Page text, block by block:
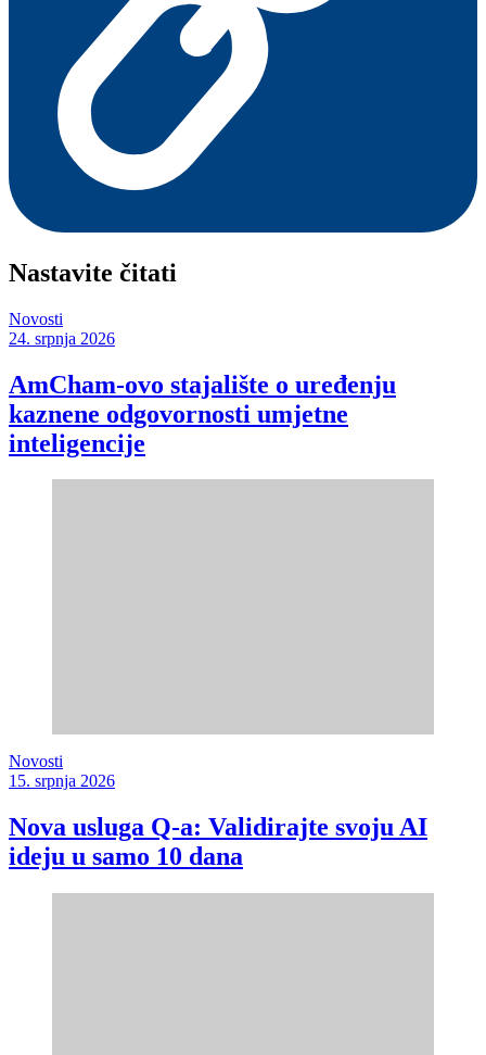
Nastavite čitati
Novosti
24. srpnja 2026
AmCham-ovo stajalište o uređenju
kaznene odgovornosti umjetne
inteligencije
Novosti
15. srpnja 2026
Nova usluga Q-a: Validirajte svoju AI
ideju u samo 10 dana